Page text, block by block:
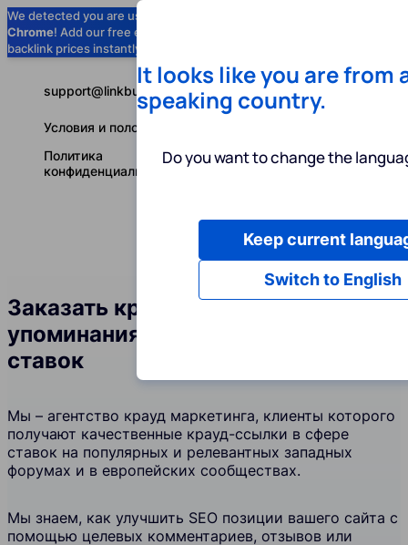
We detected you are using
Chrome! Add our free extension to check
backlink prices instantly as you browse.
Услуги
Русский
support@linkbuilder.com
Условия и положения
Политика
конфиденциальности
Заказать крауд-ссылки и
упоминания бренда в сфере
ставок
Мы – агентство крауд маркетинга, клиенты которого
получают качественные крауд-ссылки в сфере
ставок на популярных и релевантных западных
форумах и в европейских сообществах.
Мы знаем, как улучшить SEO позиции вашего сайта с
помощью целевых комментариев, отзывов или
It looks like you are from
speaking country.
Do you want to change the
Switch to English
Keep current